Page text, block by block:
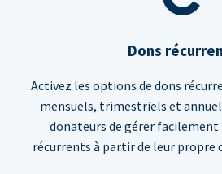
Dons
Activez les options de dons
mensuels, trimestriels et
donateurs de gérer facilement
récurrents à partir de leur propre